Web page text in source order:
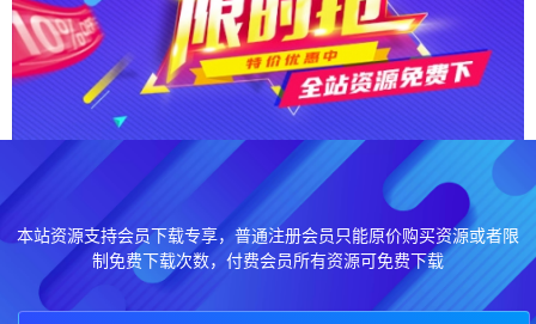
本站资源支持会员下载专享，普通注册会员只能原价购买资源或者限
制免费下载次数，付费会员所有资源可免费下载